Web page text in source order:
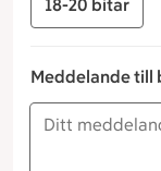
18-20 bitar
Meddelande till